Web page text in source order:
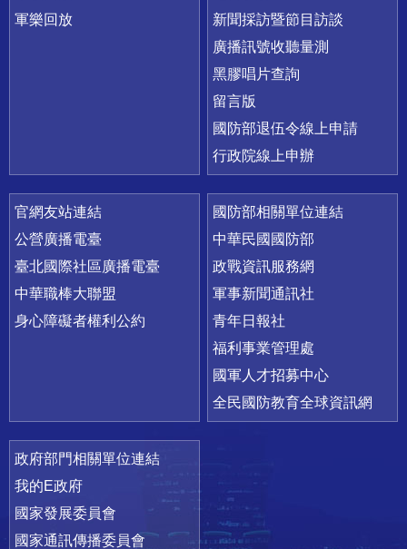
軍樂回放
新聞採訪暨節目訪談
廣播訊號收聽量測
黑膠唱片查詢
留言版
國防部退伍令線上申請
行政院線上申辦
官網友站連結
公營廣播電臺
臺北國際社區廣播電臺
中華職棒大聯盟
身心障礙者權利公約
國防部相關單位連結
中華民國國防部
政戰資訊服務網
軍事新聞通訊社
青年日報社
福利事業管理處
國軍人才招募中心
全民國防教育全球資訊網
政府部門相關單位連結
我的E政府
國家發展委員會
國家通訊傳播委員會